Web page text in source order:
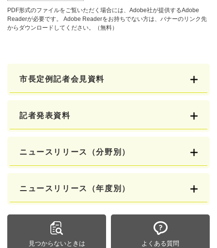
PDF形式のファイルをご覧いただく場合には、Adobe社が提供するAdobe
Readerが必要です。
Adobe Readerをお持ちでない方は、バナーのリンク先
からダウンロードしてください。（無料）
市長定例記者会見資料
記者発表資料
ニュースリリース（分野別）
ニュースリリース（年度別）
見つからないときは よくある質問